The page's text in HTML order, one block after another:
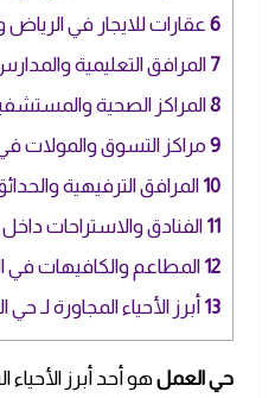
6 عقارات للايجار في
7 المرافق التعليمية
8المراكز الصحية
9 مراكز التسوق والمولات
10المرافق الترفيهية
11الفنادق والاستراحات
12المطاعم والكافيهات في
13أبرز الأحياء المجاورة لـ
حي العملهو أحد أبرز